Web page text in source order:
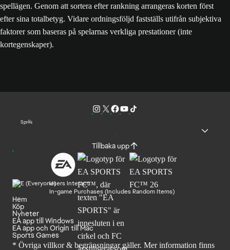
spellägen. Genom att sortera efter rankning arrangeras korten först
efter sina totalbetyg. Vidare ordningsföljd fastställs utifrån subjektiva
faktorer som baseras på spelarnas verkliga prestationer (inte
kortegenskaper).
Språk
Tillbaka upp
Users Interact
In-game Purchases (Includes Random Items)
Hem
Köp
Nyheter
EA app till Windows
EA app och Origin till Mac
Sports Games
* Övriga villkor & begränsningar gäller. Merinformation finns